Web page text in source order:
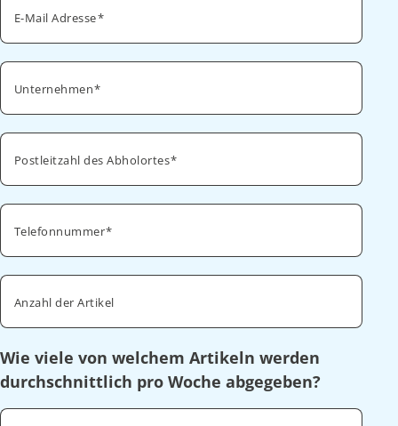
E-Mail Adresse
Unternehmen
Postleitzahl des Abholortes
Telefonnummer
Anzahl der Artikel
Wie viele von welchem Artikeln werden
durchschnittlich pro Woche abgegeben?